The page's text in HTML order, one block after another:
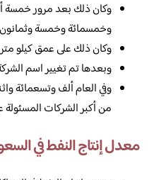
وخمسمائة وخمسة وثمانون
وكان ذلك على عمق كيلو
وبعدها تم تغيير اسم
وفي العام ألف وتسعمائة
من أكبر الشركات المسئولة
معدل إنتاج النفط في